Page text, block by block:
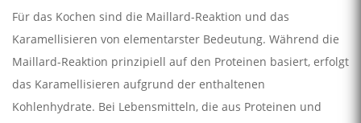
Für das Kochen sind die Maillard-Reaktion und das
Karamellisieren von elementarster Bedeutung. Während die
Maillard-Reaktion prinzipiell auf den Proteinen basiert, erfolgt
das Karamellisieren aufgrund der enthaltenen
Kohlenhydrate. Bei Lebensmitteln, die aus Proteinen und